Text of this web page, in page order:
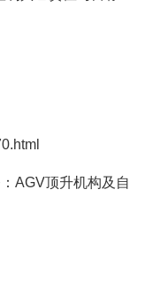
AGV顶升机构及自